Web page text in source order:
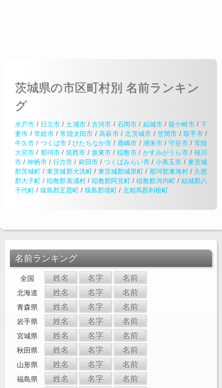
茨城県の市区町村別 名前ランキン
グ
水戸市 / 日立市 / 土浦市/古河市 / 石岡市 / 結城市/龍ケ崎市/下
妻市 / 常総市/常陸太田市 / 高萩市/北茨城市 / 笠間市 / 取手市/
牛久市 / つくば市 /ひたちなか市/ 鹿嶋市 / 潮来市 /守谷市/ 常陸
大宮市 / 那珂市/筑西市 / 坂東市 /稲敷市/ かすみがうら市/ 桜川
市 /神栖市/ 行方市 / 鉾田市/つくばみらい市/小美玉市 / 東茨城
郡茨城町 /東茨城郡大洗町/ 東茨城郡城里町 / 那珂郡東海村/ 久慈
郡大子町 /稲敷郡美浦村/ 稲敷郡阿見町 /稲敷郡河内町/ 結城郡八
千代町 / 猿島郡五霞町 / 猿島郡境町 / 北相馬郡利根町
名前ランキング
全国 姓名 名字 名前
北海道 姓名 名字 名前
青森県 姓名 名字 名前
岩手県 姓名 名字 名前
宮城県 姓名 名字 名前
秋田県 姓名 名字 名前
山形県 姓名 名字 名前
福島県 姓名 名字 名前